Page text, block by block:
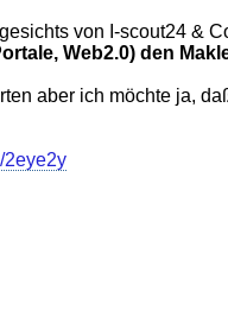
von I-scout24 &
Web2.0) den
aber ich möchte ja,
2eye2y